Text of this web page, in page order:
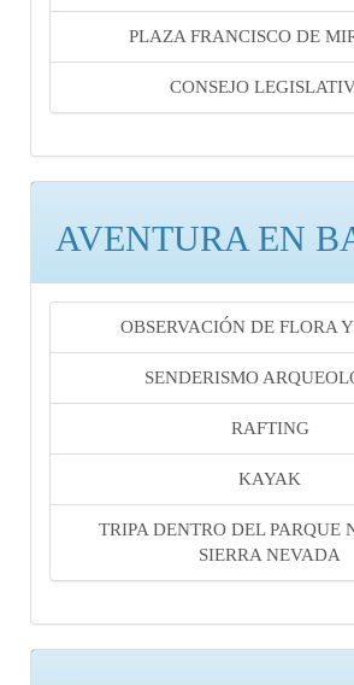
PLAZA FRANCISCO DE
CONSEJO
AVENTURA EN
OBSERVACIÓN DE FLORA
SENDERISMO
RAFTING
KAYAK
TRIPA DENTRO DEL PARQUE
SIERRA NEVADA